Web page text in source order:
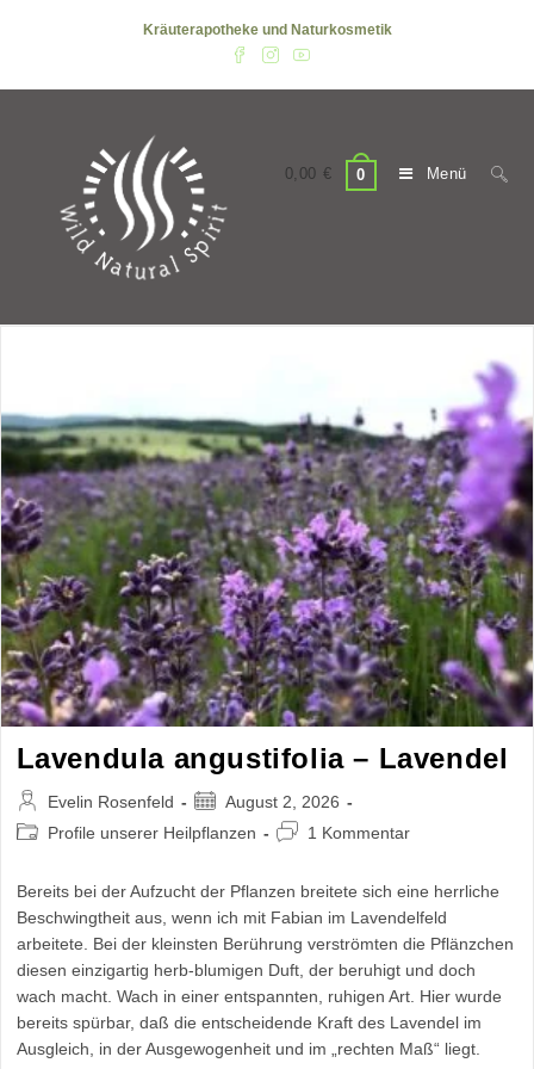
Kräuterapotheke und Naturkosmetik
0,00 € 0 Menü
Lavendula angustifolia – Lavendel
Beitrags-
Autor:
Evelin Rosenfeld
Beitrag
veröffentlicht:
August 2, 2026
Beitrags-Profile unserer Heilpflanzen
Beitrags-1 Kommentar
Bereits bei der Aufzucht der Pflanzen breitete sich eine herrliche
Beschwingtheit aus, wenn ich mit Fabian im Lavendelfeld
arbeitete. Bei der kleinsten Berührung verströmten die Pflänzchen
diesen einzigartig herb-blumigen Duft, der beruhigt und doch
wach macht. Wach in einer entspannten, ruhigen Art. Hier wurde
bereits spürbar, daß die entscheidende Kraft des Lavendel im
Ausgleich, in der Ausgewogenheit und im „rechten Maß“ liegt.